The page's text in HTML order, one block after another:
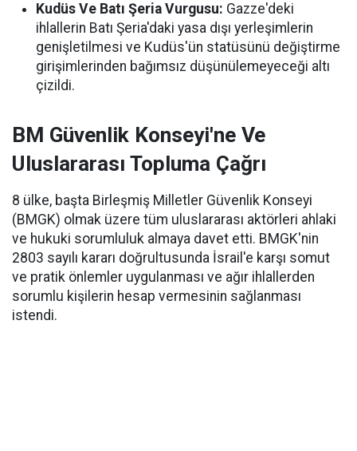
Kudüs Ve Batı Şeria Vurgusu: Gazze'deki
ihlallerin Batı Şeria'daki yasa dışı yerleşimlerin
genişletilmesi ve Kudüs'ün statüsünü değiştirme
girişimlerinden bağımsız düşünülemeyeceği altı
çizildi.
BM Güvenlik Konseyi'ne Ve
Uluslararası Topluma Çağrı
8 ülke, başta Birleşmiş Milletler Güvenlik Konseyi
(BMGK) olmak üzere tüm uluslararası aktörleri ahlaki
ve hukuki sorumluluk almaya davet etti. BMGK'nin
2803 sayılı kararı doğrultusunda İsrail'e karşı somut
ve pratik önlemler uygulanması ve ağır ihlallerden
sorumlu kişilerin hesap vermesinin sağlanması
istendi.